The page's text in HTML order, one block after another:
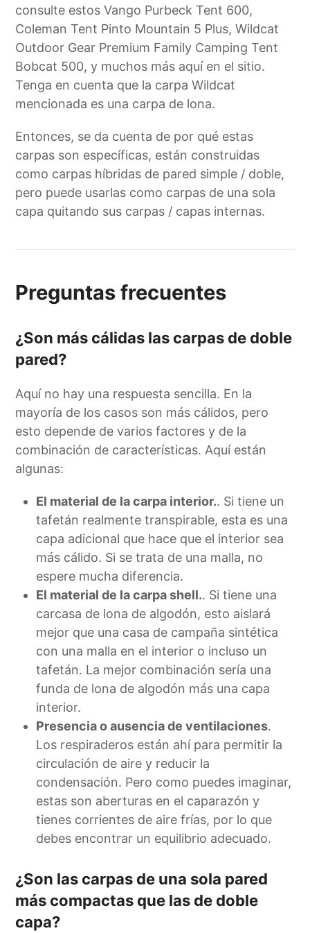
consulte estos Vango Purbeck Tent 600,
Coleman Tent Pinto Mountain 5 Plus, Wildcat
Outdoor Gear Premium Family Camping Tent
Bobcat 500, y muchos más aquí en el sitio.
Tenga en cuenta que la carpa Wildcat
mencionada es una carpa de lona.
Entonces, se da cuenta de por qué estas
carpas son específicas, están construidas
como carpas híbridas de pared simple / doble,
pero puede usarlas como carpas de una sola
capa quitando sus carpas / capas internas.
Preguntas frecuentes
¿Son más cálidas las carpas de doble
pared?
Aquí no hay una respuesta sencilla. En la
mayoría de los casos son más cálidos, pero
esto depende de varios factores y de la
combinación de características. Aquí están
algunas:
El material de la carpa interior.. Si tiene un
tafetán realmente transpirable, esta es una
capa adicional que hace que el interior sea
más cálido. Si se trata de una malla, no
espere mucha diferencia.
El material de la carpa shell.. Si tiene una
carcasa de lona de algodón, esto aislará
mejor que una casa de campaña sintética
con una malla en el interior o incluso un
tafetán. La mejor combinación sería una
funda de lona de algodón más una capa
interior.
Presencia o ausencia de ventilaciones.
Los respiraderos están ahí para permitir la
circulación de aire y reducir la
condensación. Pero como puedes imaginar,
estas son aberturas en el caparazón y
tienes corrientes de aire frías, por lo que
debes encontrar un equilibrio adecuado.
¿Son las carpas de una sola pared
más compactas que las de doble
capa?